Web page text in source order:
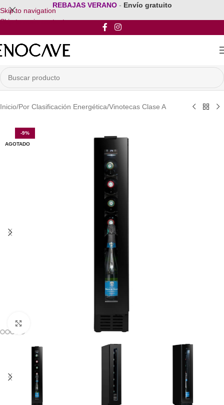
Skip to navigation
Skip to main content
REBAJAS VERANO - Envío gratuito
Inicio/Por Clasificación Energética/Vinotecas Clase A
-9%
AGOTADO